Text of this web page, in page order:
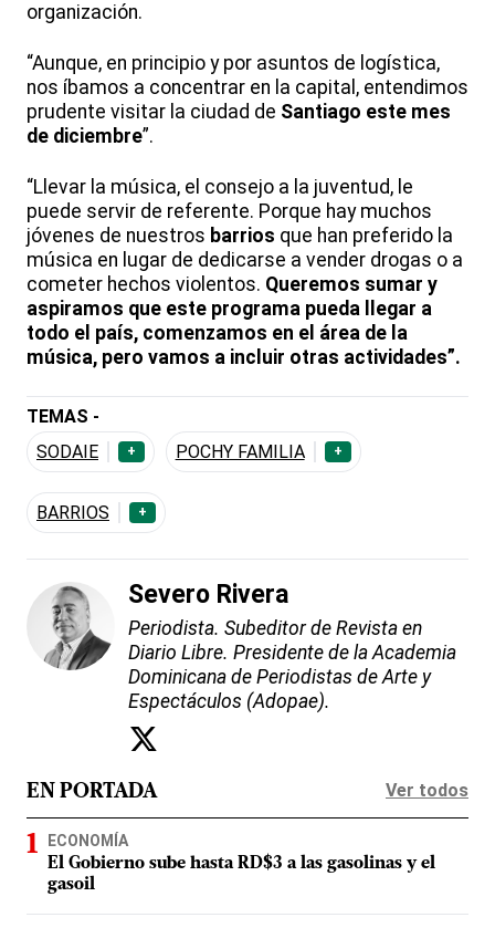
organización.
“Aunque, en principio y por asuntos de logística,
nos íbamos a concentrar en la capital, entendimos
prudente visitar la ciudad de Santiago este mes
de diciembre”.
“Llevar la música, el consejo a la juventud, le
puede servir de referente. Porque hay muchos
jóvenes de nuestros barrios que han preferido la
música en lugar de dedicarse a vender drogas o a
cometer hechos violentos. Queremos sumar y
aspiramos que este programa pueda llegar a
todo el país, comenzamos en el área de la
música, pero vamos a incluir otras actividades”.
TEMAS -
SODAIE
+ POCHY FAMILIA +
BARRIOS +
Severo Rivera
Periodista. Subeditor de Revista en
Diario Libre. Presidente de la Academia
Dominicana de Periodistas de Arte y
Espectáculos (Adopae).
EN PORTADA Ver todos
ECONOMÍA
El Gobierno sube hasta RD$3 a las gasolinas y el
gasoil